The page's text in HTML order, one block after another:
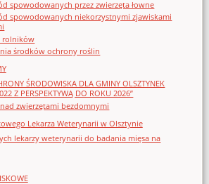
spowodowanych przez zwierzęta łowne
spowodowanych niekorzystnymi zjawiskami
rolników
środków ochrony roślin
ŚRODOWISKA DLA GMINY OLSZTYNEK
Z PERSPEKTYWĄ DO ROKU 2026”
zwierzętami bezdomnymi
Lekarza Weterynarii w Olsztynie
lekarzy weterynarii do badania mięsa na